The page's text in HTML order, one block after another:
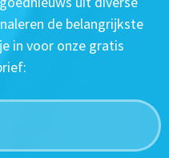
de belangrijkste
in voor onze gratis